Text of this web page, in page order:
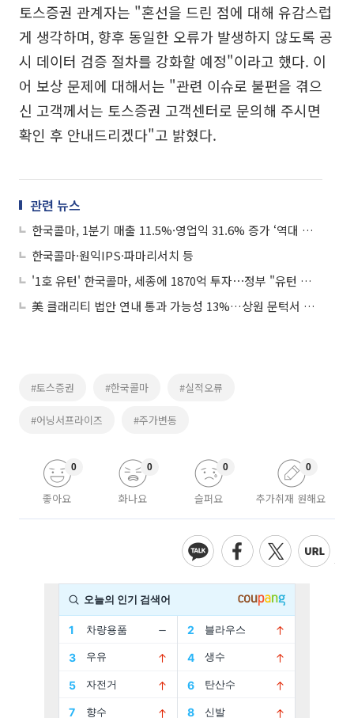
토스증권 관계자는 "혼선을 드린 점에 대해 유감스럽
게 생각하며, 향후 동일한 오류가 발생하지 않도록 공
시 데이터 검증 절차를 강화할 예정"이라고 했다. 이
어 보상 문제에 대해서는 "관련 이슈로 불편을 겪으
신 고객께서는 토스증권 고객센터로 문의해 주시면
확인 후 안내드리겠다"고 밝혔다.
관련 뉴스
한국콜마, 1분기 매출 11.5%·영업익 31.6% 증가 ‘역대 분기 최대’
한국콜마·원익IPS·파마리서치 등
'1호 유턴' 한국콜마, 세종에 1870억 투자⋯정부 "유턴 문턱 대폭 완화"
美 클래리티 법안 연내 통과 가능성 13%…상원 문턱서 제동
#토스증권 #한국콜마 #실적오류
#어닝서프라이즈 #주가변동
좋아요
0
화나요
0
슬퍼요
0
추가취재 원해요
0